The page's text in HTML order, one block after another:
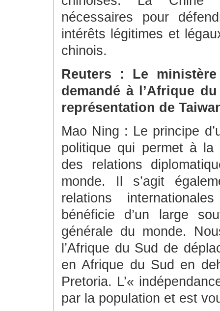
nécessaires pour
intérêts légitimes et
chinois.
Reuters : Le
demandé à l’Afrique
représentation de
Mao Ning : Le principe
politique qui permet à la
des relations
monde. Il s’agit
relations
bénéficie d’un large
générale du monde.
l’Afrique du Sud de
en Afrique du Sud en
Pretoria. L’«
par la population et est